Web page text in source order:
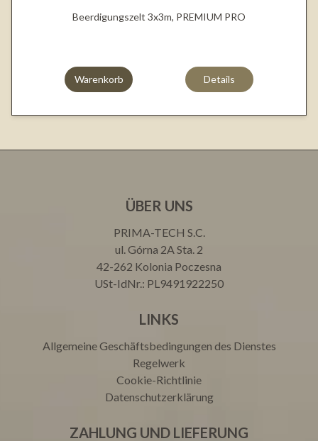
Beerdigungszelt 3x3m, PREMIUM PRO
Warenkorb Details
ÜBER UNS
PRIMA-TECH S.C.
ul. Górna 2A Sta. 2
42-262 Kolonia Poczesna
USt-IdNr.: PL9491922250
LINKS
Allgemeine Geschäftsbedingungen des Dienstes
Regelwerk
Cookie-Richtlinie
Datenschutzerklärung
ZAHLUNG UND LIEFERUNG